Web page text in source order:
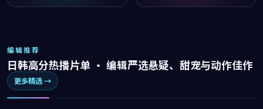
编辑推荐
日韩高分热播片单 · 编辑严选悬疑、甜宠与动作佳作
更多精选 →